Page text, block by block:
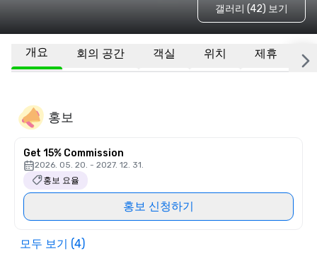
갤러리 (42) 보기
개요 회의 공간 객실 위치 제휴
홍보
Get 15% Commission
2026. 05. 20. - 2027. 12. 31.
홍보 요율
홍보 신청하기
모두 보기 (4)